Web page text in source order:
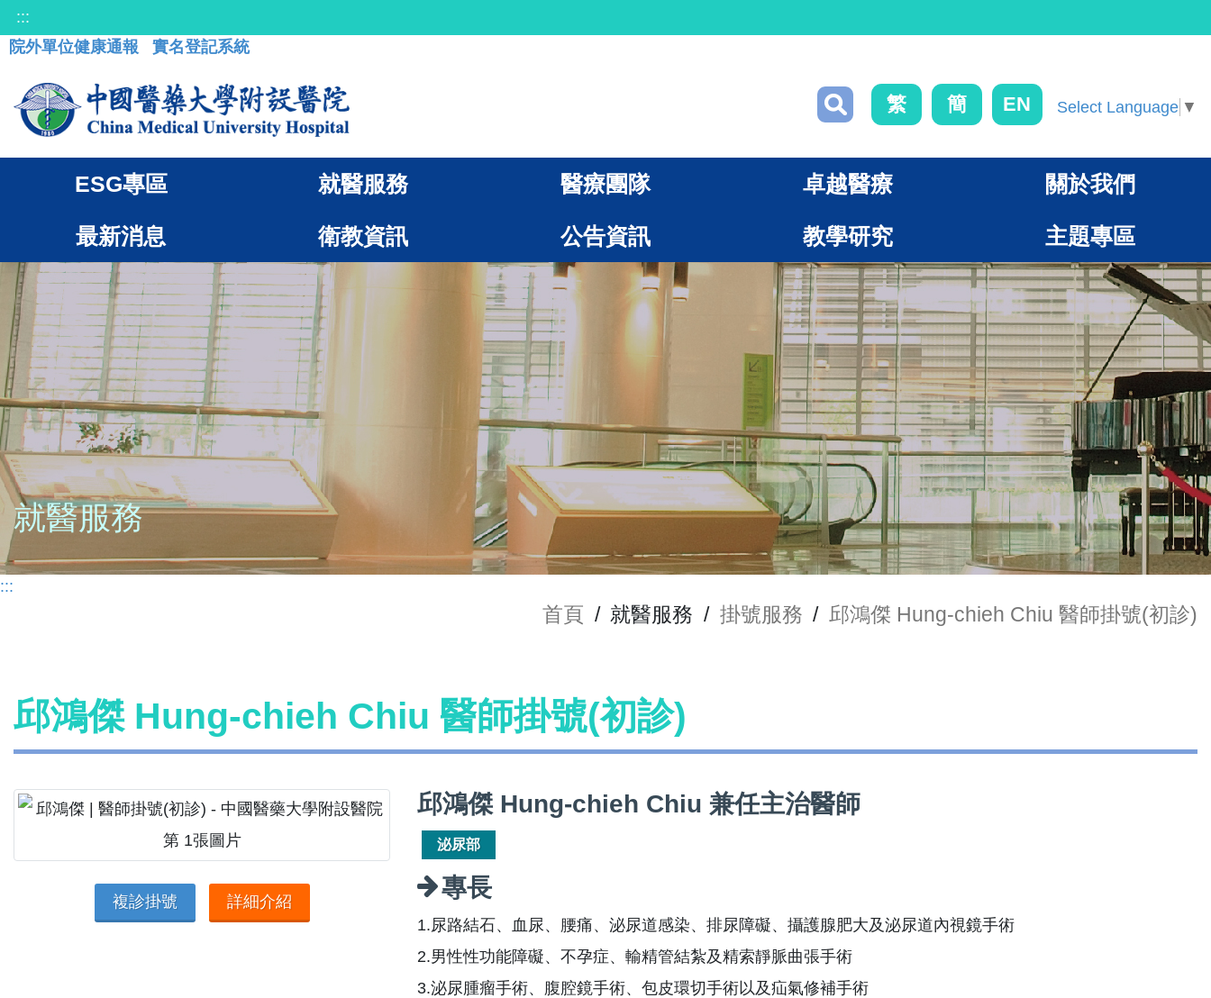
:::
院外單位健康通報
實名登記系統
繁 簡 EN Select Language ▼
ESG專區 就醫服務 醫療團隊 卓越醫療 關於我們
最新消息 衛教資訊 公告資訊 教學研究 主題專區
就醫服務
:::
首頁 / 就醫服務 / 掛號服務 / 邱鴻傑 Hung-chieh Chiu 醫師掛號(初診)
邱鴻傑 Hung-chieh Chiu 醫師掛號(初診)
複診掛號 詳細介紹
邱鴻傑 Hung-chieh Chiu 兼任主治醫師
泌尿部
專長
1.尿路結石、血尿、腰痛、泌尿道感染、排尿障礙、攝護腺肥大及泌尿道內視鏡手術
2.男性性功能障礙、不孕症、輸精管結紮及精索靜脈曲張手術
3.泌尿腫瘤手術、腹腔鏡手術、包皮環切手術以及疝氣修補手術